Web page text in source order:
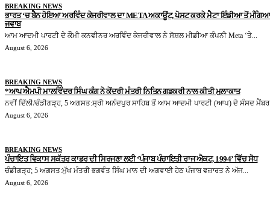
BREAKING NEWS
ਭਾਰਤ ‘ਚ ਬੈਨ ਹੋਇਆ ਅਰਵਿੰਦ ਕੇਜਰੀਵਾਲ ਦਾ META ਅਕਾਊਂਟ, ਪੋਸਟ ਕਰਕੇ ਮੈਟਾ ਇੰਡੀਆ ਤੋਂ ਮੰਗਿਆ
ਜਵਾਬ
ਆਮ ਆਦਮੀ ਪਾਰਟੀ ਦੇ ਕੌਮੀ ਕਨਵੀਨਰ ਅਰਵਿੰਦ ਕੇਜਰੀਵਾਲ ਨੇ ਸੋਸ਼ਲ ਮੀਡੀਆ ਕੰਪਨੀ Meta ‘ਤੇ...
August 6, 2026
BREAKING NEWS
*ਆਪ ਐਮਪੀ ਮਾਲਵਿੰਦਰ ਸਿੰਘ ਕੰਗ ਨੇ ਕੇਂਦਰੀ ਮੰਤਰੀ ਨਿਤਿਨ ਗਡਕਰੀ ਨਾਲ ਕੀਤੀ ਮੁਲਾਕਾਤ
ਨਵੀਂ ਦਿੱਲੀ/ਚੰਡੀਗੜ੍ਹ, 5 ਅਗਸਤ:ਸ੍ਰੀ ਅਨੰਦਪੁਰ ਸਾਹਿਬ ਤੋਂ ਆਮ ਆਦਮੀ ਪਾਰਟੀ (ਆਪ) ਦੇ ਸੰਸਦ
August 6, 2026
BREAKING NEWS
ਪੰਚਾਇਤ ਵਿਕਾਸ ਸਕੱਤਰ ਕਾਡਰ ਦੀ ਸਿਰਜਣਾ ਲਈ ‘ਪੰਜਾਬ ਪੰਚਾਇਤੀ ਰਾਜ ਐਕਟ, 1994’ ਵਿੱਚ ਸੋਧ
ਚੰਡੀਗੜ੍ਹ; 5 ਅਗਸਤ:ਮੁੱਖ ਮੰਤਰੀ ਭਗਵੰਤ ਸਿੰਘ ਮਾਨ ਦੀ ਅਗਵਾਈ ਹੇਠ ਪੰਜਾਬ ਵਜ਼ਾਰਤ ਨੇ ਅੱਜ...
August 6, 2026